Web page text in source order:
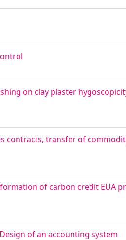
on clay plaster
contracts, transfer of
of carbon credit EUA
of an accounting system